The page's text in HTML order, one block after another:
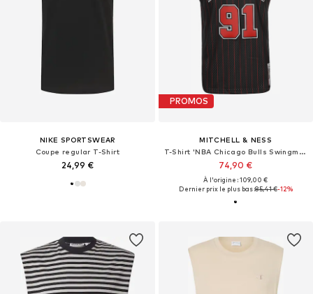
NIKE SPORTSWEAR
Coupe regular T-Shirt
24,99 €
PROMOS
MITCHELL & NESS
T-Shirt 'NBA Chicago Bulls Swingman Dennis Rodman'
74,90 €
À l'origine : 109,00 €
Dernier prix le plus bas :85,41 €-12%